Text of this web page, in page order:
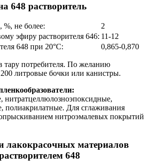
648 растворитель
%, не более:
2
эфиру растворителя 646: 11-12
648 при 20°C:
0,865-0,870
тару потребителя. По желанию
литровые бочки или канистры.
нитратцеллюлозноэпоксидные,
полиакрилатные. Для сглаживания
нитроэмалевых покрытий
лакокрасочных материалов
648